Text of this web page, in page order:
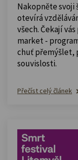
Nakopněte svoji
otevírá
všech. Čekají
market -
chuť přemýšlet,
souvislosti.
Přečíst celý článek